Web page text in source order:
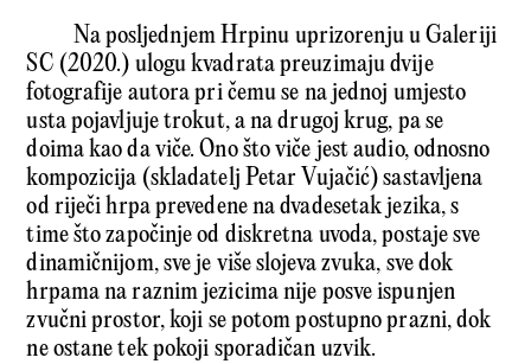
Na posljednjem Hrpinu uprizorenju u Galeriji
SC (2020.) ulogu kvadrata preuzimaju dvije
fotografije autora pri čemu se na jednoj umjesto
usta pojavljuje trokut, a na drugoj krug, pa se
doima kao da viče. Ono što viče jest audio, odnosno
kompozicija (skladatelj Petar Vujačić) sastavljena
od riječi hrpa prevedene na dvadesetak jezika, s
time što započinje od diskretna uvoda, postaje sve
dinamičnijom, sve je više slojeva zvuka, sve dok
hrpama na raznim jezicima nije posve ispunjen
zvučni prostor, koji se potom postupno prazni, dok
ne ostane tek pokoji sporadičan uzvik.